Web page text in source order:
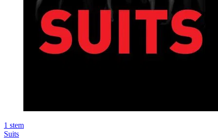
1 stem
Suits